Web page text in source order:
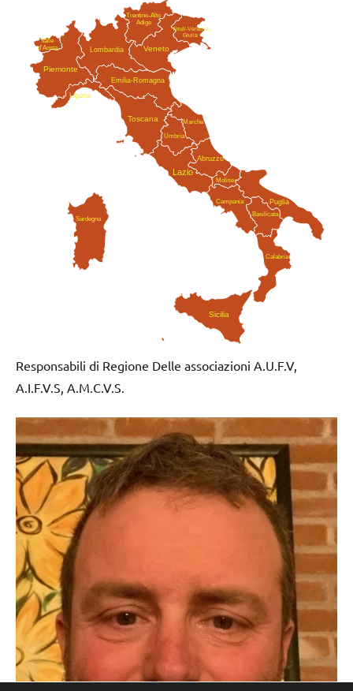
Abruzzo
Valle
d'Aosta
Puglia
Basilicata
Calabria
Campania
Emilia-Romagna
Friuli-Venezia
Giulia
Lazio
Liguria
Lombardia
Marche
Molise
Piemonte
Sardegna
Sicilia
Trentino-Alto
Adige
Toscana
Umbria
Veneto
Responsabili di Regione Delle associazioni A.U.F.V,
A.I.F.V.S, A.M.C.V.S.